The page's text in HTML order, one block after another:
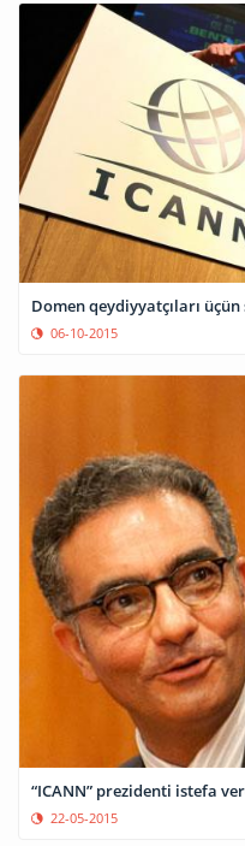
Domen qeydiyyatçıları
06-10-2015
“ICANN” prezidenti istefa
22-05-2015